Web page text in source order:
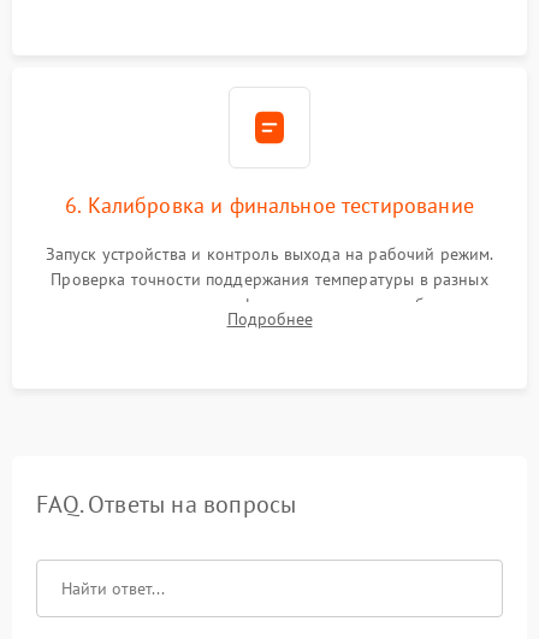
6. Калибровка и финальное тестирование
Запуск устройства и контроль выхода на рабочий режим.
Проверка точности поддержания температуры в разных
климатических зонах шкафа, оценка уровня стабильности
влажности и полного отсутствия вибраций корпуса.
Подробнее
FAQ. Ответы на вопросы